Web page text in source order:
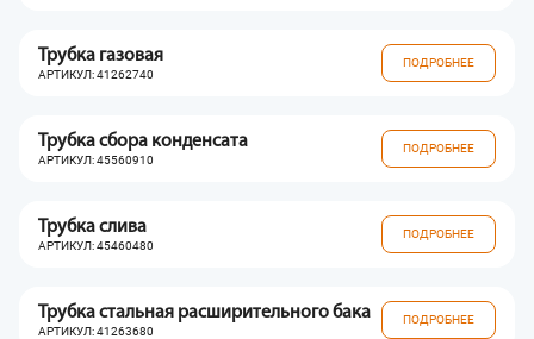
Трубка газовая
АРТИКУЛ: 41262740
ПОДРОБНЕЕ
Трубка сбора конденсата
АРТИКУЛ: 45560910
ПОДРОБНЕЕ
Трубка слива
АРТИКУЛ: 45460480
ПОДРОБНЕЕ
Трубка стальная расширительного бака
АРТИКУЛ: 41263680
ПОДРОБНЕЕ